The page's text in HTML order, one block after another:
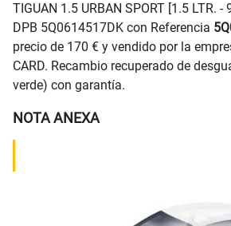
TIGUAN 1.5 URBAN SPORT [1.5 LTR. -
DPB 5Q0614517DK con Referencia
precio de 170 € y vendido por la
CARD. Recambio recuperado de
verde) con garantía.
NOTA ANEXA